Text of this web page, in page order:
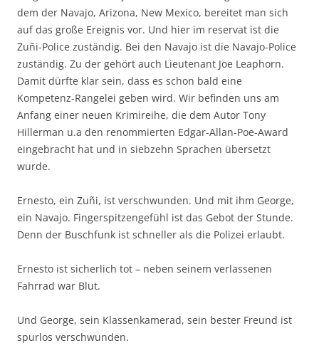
dem der Navajo, Arizona, New Mexico, bereitet man sich
auf das große Ereignis vor. Und hier im reservat ist die
Zuñi-Police zuständig. Bei den Navajo ist die Navajo-Police
zuständig. Zu der gehört auch Lieutenant Joe Leaphorn.
Damit dürfte klar sein, dass es schon bald eine
Kompetenz-Rangelei geben wird. Wir befinden uns am
Anfang einer neuen Krimireihe, die dem Autor Tony
Hillerman u.a den renommierten Edgar-Allan-Poe-Award
eingebracht hat und in siebzehn Sprachen übersetzt
wurde.
Ernesto, ein Zuñi, ist verschwunden. Und mit ihm George,
ein Navajo. Fingerspitzengefühl ist das Gebot der Stunde.
Denn der Buschfunk ist schneller als die Polizei erlaubt.
Ernesto ist sicherlich tot – neben seinem verlassenen
Fahrrad war Blut.
Und George, sein Klassenkamerad, sein bester Freund ist
spurlos verschwunden.